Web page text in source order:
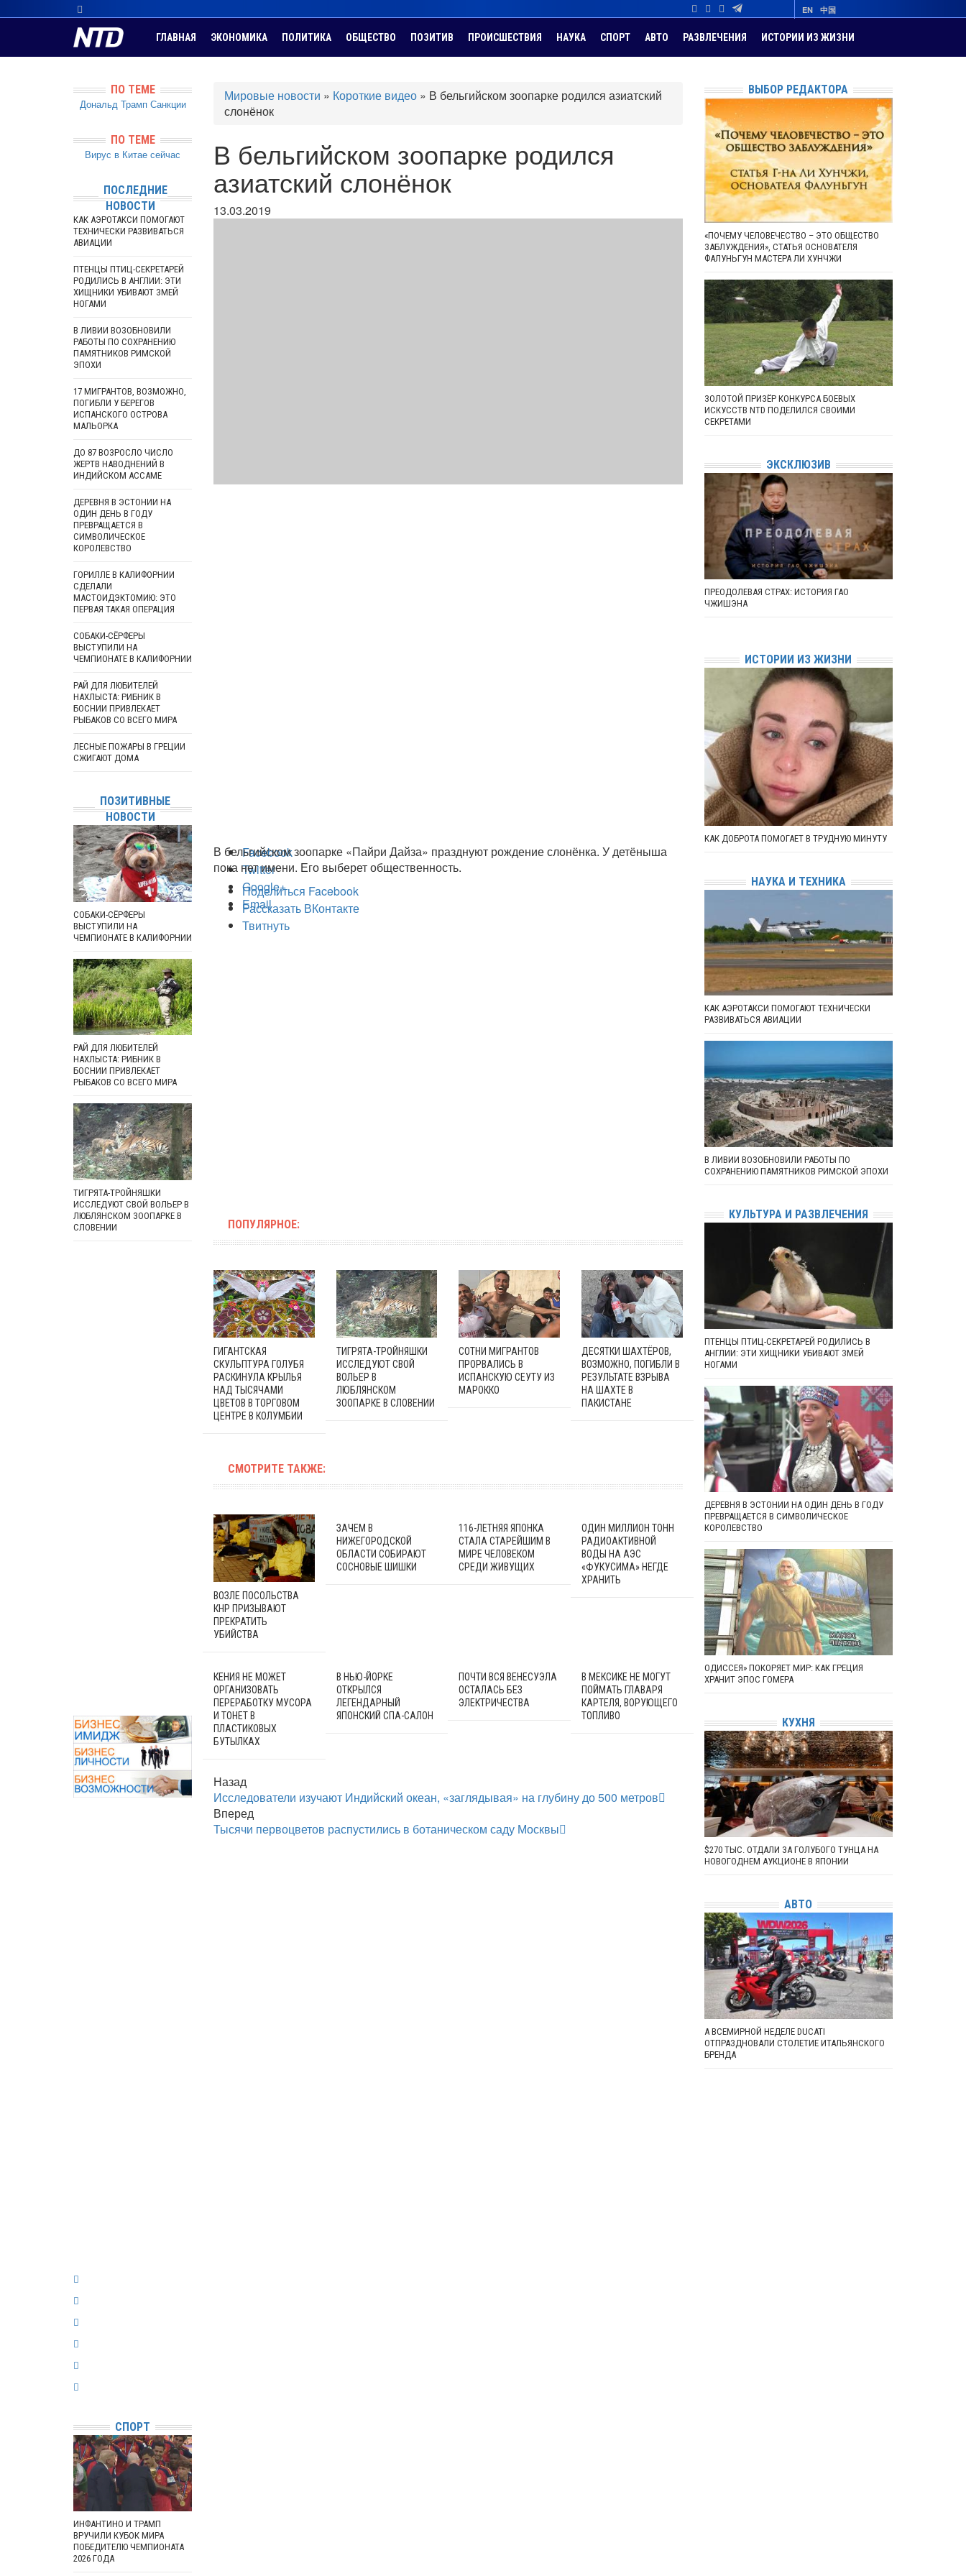
EN 中国
ГЛАВНАЯ ЭКОНОМИКА ПОЛИТИКА ОБЩЕСТВО ПОЗИТИВ ПРОИСШЕСТВИЯ НАУКА СПОРТ АВТО РАЗВЛЕЧЕНИЯ ИСТОРИИ ИЗ ЖИЗНИ
Мировые новости » Короткие видео » В бельгийском зоопарке родился азиатский
слонёнок
В бельгийском зоопарке родился
азиатский слонёнок
13.03.2019
Facebook
Twitter
Google+
Email
В бельгийском зоопарке «Пайри Дайза» празднуют рождение слонёнка. У детёныша
пока нет имени. Его выберет общественность.
Поделиться Facebook
Рассказать ВКонтакте
Твитнуть
ПОПУЛЯРНОЕ:
ГИГАНТСКАЯ
СКУЛЬПТУРА ГОЛУБЯ
РАСКИНУЛА КРЫЛЬЯ
НАД ТЫСЯЧАМИ
ЦВЕТОВ В ТОРГОВОМ
ЦЕНТРЕ В КОЛУМБИИ
ТИГРЯТА-ТРОЙНЯШКИ
ИССЛЕДУЮТ СВОЙ
ВОЛЬЕР В
ЛЮБЛЯНСКОМ
ЗООПАРКЕ В СЛОВЕНИИ
СОТНИ МИГРАНТОВ
ПРОРВАЛИСЬ В
ИСПАНСКУЮ СЕУТУ ИЗ
МАРОККО
ДЕСЯТКИ ШАХТЁРОВ,
ВОЗМОЖНО, ПОГИБЛИ В
РЕЗУЛЬТАТЕ ВЗРЫВА
НА ШАХТЕ В
ПАКИСТАНЕ
СМОТРИТЕ ТАКЖЕ:
ВОЗЛЕ ПОСОЛЬСТВА
КНР ПРИЗЫВАЮТ
ПРЕКРАТИТЬ
УБИЙСТВА
ЗАЧЕМ В
НИЖЕГОРОДСКОЙ
ОБЛАСТИ СОБИРАЮТ
СОСНОВЫЕ ШИШКИ
116-ЛЕТНЯЯ ЯПОНКА
СТАЛА СТАРЕЙШИМ В
МИРЕ ЧЕЛОВЕКОМ
СРЕДИ ЖИВУЩИХ
ОДИН МИЛЛИОН ТОНН
РАДИОАКТИВНОЙ
ВОДЫ НА АЭС
«ФУКУСИМА» НЕГДЕ
ХРАНИТЬ
КЕНИЯ НЕ МОЖЕТ
ОРГАНИЗОВАТЬ
ПЕРЕРАБОТКУ МУСОРА
И ТОНЕТ В
ПЛАСТИКОВЫХ
БУТЫЛКАХ
В НЬЮ-ЙОРКЕ
ОТКРЫЛСЯ
ЛЕГЕНДАРНЫЙ
ЯПОНСКИЙ СПА-САЛОН
ПОЧТИ ВСЯ ВЕНЕСУЭЛА
ОСТАЛАСЬ БЕЗ
ЭЛЕКТРИЧЕСТВА
В МЕКСИКЕ НЕ МОГУТ
ПОЙМАТЬ ГЛАВАРЯ
КАРТЕЛЯ, ВОРУЮЩЕГО
ТОПЛИВО
Назад
Исследователи изучают Индийский океан, «заглядывая» на глубину до 500 метров
Вперед
Тысячи первоцветов распустились в ботаническом саду Москвы
ПО ТЕМЕ
Дональд Трамп Санкции
ПО ТЕМЕ
Вирус в Китае сейчас
ПОСЛЕДНИЕ
НОВОСТИ
КАК АЭРОТАКСИ ПОМОГАЮТ
ТЕХНИЧЕСКИ РАЗВИВАТЬСЯ
АВИАЦИИ
ПТЕНЦЫ ПТИЦ-СЕКРЕТАРЕЙ
РОДИЛИСЬ В АНГЛИИ: ЭТИ
ХИЩНИКИ УБИВАЮТ ЗМЕЙ
НОГАМИ
В ЛИВИИ ВОЗОБНОВИЛИ
РАБОТЫ ПО СОХРАНЕНИЮ
ПАМЯТНИКОВ РИМСКОЙ
ЭПОХИ
17 МИГРАНТОВ, ВОЗМОЖНО,
ПОГИБЛИ У БЕРЕГОВ
ИСПАНСКОГО ОСТРОВА
МАЛЬОРКА
ДО 87 ВОЗРОСЛО ЧИСЛО
ЖЕРТВ НАВОДНЕНИЙ В
ИНДИЙСКОМ АССАМЕ
ДЕРЕВНЯ В ЭСТОНИИ НА
ОДИН ДЕНЬ В ГОДУ
ПРЕВРАЩАЕТСЯ В
СИМВОЛИЧЕСКОЕ
КОРОЛЕВСТВО
ГОРИЛЛЕ В КАЛИФОРНИИ
СДЕЛАЛИ
МАСТОИДЭКТОМИЮ: ЭТО
ПЕРВАЯ ТАКАЯ ОПЕРАЦИЯ
СОБАКИ-СЁРФЕРЫ
ВЫСТУПИЛИ НА
ЧЕМПИОНАТЕ В КАЛИФОРНИИ
РАЙ ДЛЯ ЛЮБИТЕЛЕЙ
НАХЛЫСТА: РИБНИК В
БОСНИИ ПРИВЛЕКАЕТ
РЫБАКОВ СО ВСЕГО МИРА
ЛЕСНЫЕ ПОЖАРЫ В ГРЕЦИИ
СЖИГАЮТ ДОМА
ПОЗИТИВНЫЕ
НОВОСТИ
СОБАКИ-СЁРФЕРЫ
ВЫСТУПИЛИ НА
ЧЕМПИОНАТЕ В КАЛИФОРНИИ
РАЙ ДЛЯ ЛЮБИТЕЛЕЙ
НАХЛЫСТА: РИБНИК В
БОСНИИ ПРИВЛЕКАЕТ
РЫБАКОВ СО ВСЕГО МИРА
ТИГРЯТА-ТРОЙНЯШКИ
ИССЛЕДУЮТ СВОЙ ВОЛЬЕР В
ЛЮБЛЯНСКОМ ЗООПАРКЕ В
СЛОВЕНИИ
СПОРТ
ИНФАНТИНО И ТРАМП
ВРУЧИЛИ КУБОК МИРА
ПОБЕДИТЕЛЮ ЧЕМПИОНАТА
2026 ГОДА
ВЫБОР РЕДАКТОРА
«ПОЧЕМУ ЧЕЛОВЕЧЕСТВО – ЭТО ОБЩЕСТВО
ЗАБЛУЖДЕНИЯ», СТАТЬЯ ОСНОВАТЕЛЯ
ФАЛУНЬГУН МАСТЕРА ЛИ ХУНЧЖИ
ЗОЛОТОЙ ПРИЗЁР КОНКУРСА БОЕВЫХ
ИСКУССТВ NTD ПОДЕЛИЛСЯ СВОИМИ
СЕКРЕТАМИ
ЭКСКЛЮЗИВ
ПРЕОДОЛЕВАЯ СТРАХ: ИСТОРИЯ ГАО
ЧЖИШЭНА
ИСТОРИИ ИЗ ЖИЗНИ
КАК ДОБРОТА ПОМОГАЕТ В ТРУДНУЮ МИНУТУ
НАУКА И ТЕХНИКА
КАК АЭРОТАКСИ ПОМОГАЮТ ТЕХНИЧЕСКИ
РАЗВИВАТЬСЯ АВИАЦИИ
В ЛИВИИ ВОЗОБНОВИЛИ РАБОТЫ ПО
СОХРАНЕНИЮ ПАМЯТНИКОВ РИМСКОЙ ЭПОХИ
КУЛЬТУРА И РАЗВЛЕЧЕНИЯ
ПТЕНЦЫ ПТИЦ-СЕКРЕТАРЕЙ РОДИЛИСЬ В
АНГЛИИ: ЭТИ ХИЩНИКИ УБИВАЮТ ЗМЕЙ
НОГАМИ
ДЕРЕВНЯ В ЭСТОНИИ НА ОДИН ДЕНЬ В ГОДУ
ПРЕВРАЩАЕТСЯ В СИМВОЛИЧЕСКОЕ
КОРОЛЕВСТВО
ОДИССЕЯ» ПОКОРЯЕТ МИР: КАК ГРЕЦИЯ
ХРАНИТ ЭПОС ГОМЕРА
КУХНЯ
$270 ТЫС. ОТДАЛИ ЗА ГОЛУБОГО ТУНЦА НА
НОВОГОДНЕМ АУКЦИОНЕ В ЯПОНИИ
АВТО
А ВСЕМИРНОЙ НЕДЕЛЕ DUCATI
ОТПРАЗДНОВАЛИ СТОЛЕТИЕ ИТАЛЬЯНСКОГО
БРЕНДА